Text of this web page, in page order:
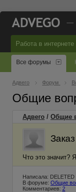
—
Работа в интернете
Все форумы
Адвего Форум
Общие
Адвего / Общие
Что это значит?
Написала:
В форуме: Общие
Комментариев: 2